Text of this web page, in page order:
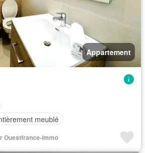
Appartement
meublé
Ouestfrance-immo